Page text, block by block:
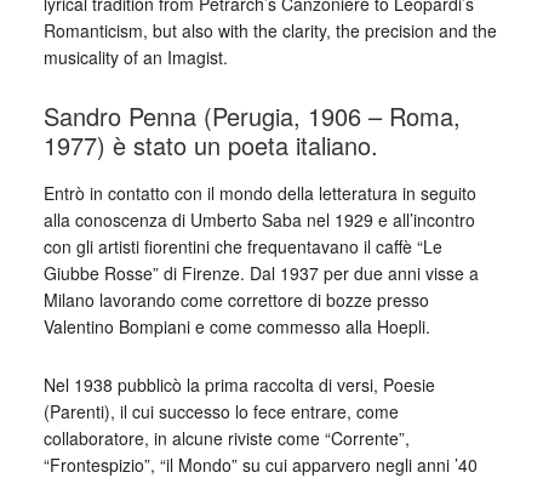
Romanticism, but also with the clarity, the precision and the
musicality of an Imagist.
Sandro Penna (Perugia, 1906 – Roma,
1977) è stato un poeta italiano.
Entrò in contatto con il mondo della letteratura in seguito
alla conoscenza di Umberto Saba nel 1929 e all’incontro
con gli artisti fiorentini che frequentavano il caffè “Le
Giubbe Rosse” di Firenze. Dal 1937 per due anni visse a
Milano lavorando come correttore di bozze presso
Valentino Bompiani e come commesso alla Hoepli.
Nel 1938 pubblicò la prima raccolta di versi, Poesie
(Parenti), il cui successo lo fece entrare, come
collaboratore, in alcune riviste come “Corrente”,
“Frontespizio”, “il Mondo” su cui apparvero negli anni ’40